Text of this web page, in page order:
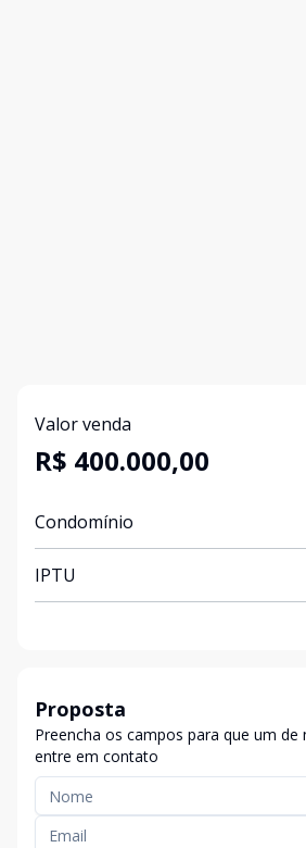
Valor venda
R$ 400.000,00
Condomínio
IPTU
Proposta
Preencha os campos para que um de
entre em contato